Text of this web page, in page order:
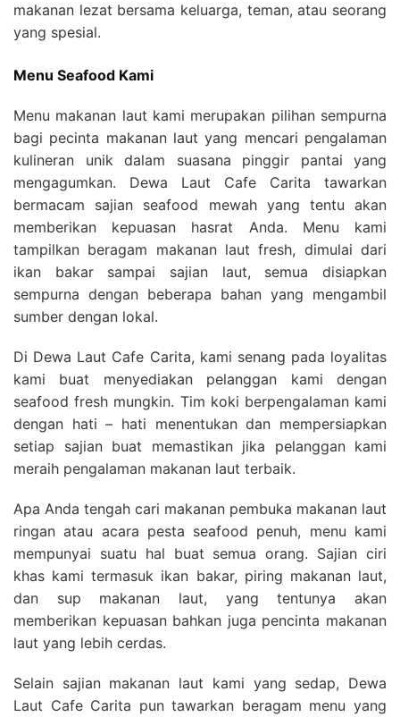
makanan lezat bersama keluarga, teman, atau seorang
yang spesial.
Menu Seafood Kami
Menu makanan laut kami merupakan pilihan sempurna
bagi pecinta makanan laut yang mencari pengalaman
kulineran unik dalam suasana pinggir pantai yang
mengagumkan. Dewa Laut Cafe Carita tawarkan
bermacam sajian seafood mewah yang tentu akan
memberikan kepuasan hasrat Anda. Menu kami
tampilkan beragam makanan laut fresh, dimulai dari
ikan bakar sampai sajian laut, semua disiapkan
sempurna dengan beberapa bahan yang mengambil
sumber dengan lokal.
Di Dewa Laut Cafe Carita, kami senang pada loyalitas
kami buat menyediakan pelanggan kami dengan
seafood fresh mungkin. Tim koki berpengalaman kami
dengan hati – hati menentukan dan mempersiapkan
setiap sajian buat memastikan jika pelanggan kami
meraih pengalaman makanan laut terbaik.
Apa Anda tengah cari makanan pembuka makanan laut
ringan atau acara pesta seafood penuh, menu kami
mempunyai suatu hal buat semua orang. Sajian ciri
khas kami termasuk ikan bakar, piring makanan laut,
dan sup makanan laut, yang tentunya akan
memberikan kepuasan bahkan juga pencinta makanan
laut yang lebih cerdas.
Selain sajian makanan laut kami yang sedap, Dewa
Laut Cafe Carita pun tawarkan beragam menu yang